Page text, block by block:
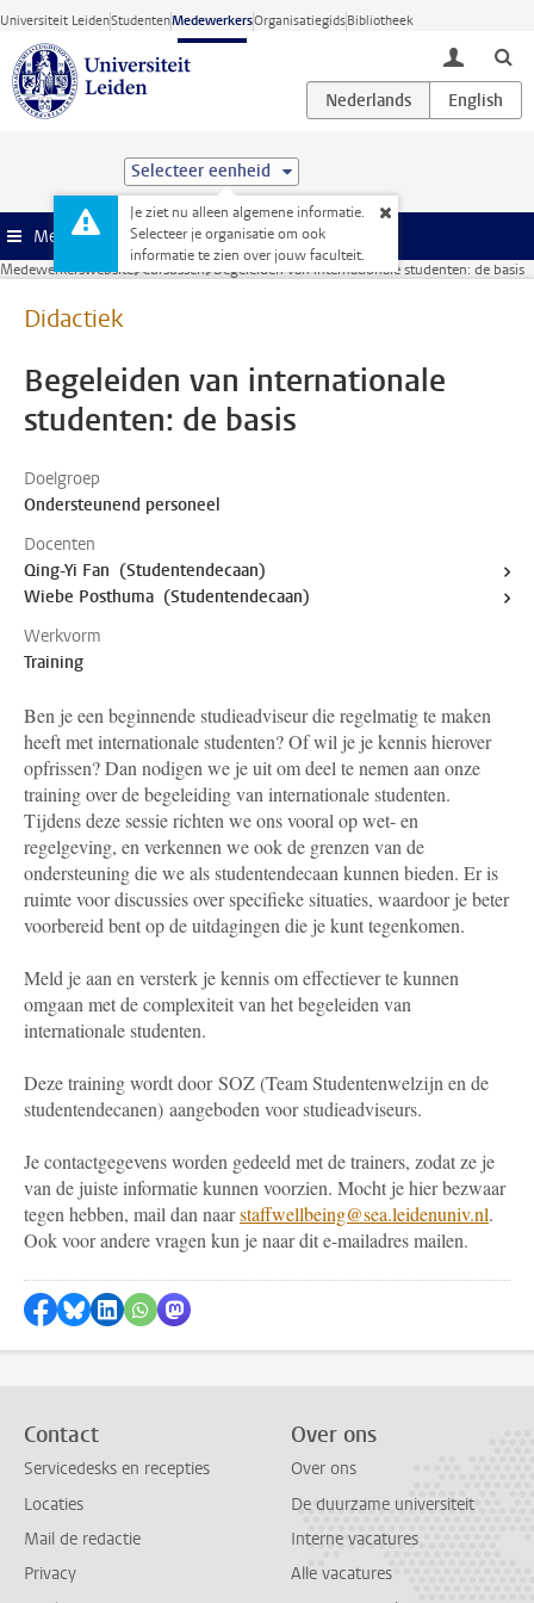
Ga direct naar de inhoud
Universiteit LeidenStudentenMedewerkersOrganisatiegidsBibliotheek
toggle
Selecteer eenheid
Je ziet nu alleen algemene informatie.
Selecteer je organisatie om ook
informatie te zien over jouw faculteit.
Menu
Medewerkerswebsite Cursussen Begeleiden van internationale studenten: de basis
Didactiek
Begeleiden van internationale
studenten: de basis
Doelgroep
Ondersteunend personeel
Docenten
Qing-Yi Fan (Studentendecaan)
Wiebe Posthuma (Studentendecaan)
Werkvorm
Training
Ben je een beginnende studieadviseur die regelmatig te maken
heeft met internationale studenten? Of wil je je kennis hierover
opfrissen? Dan nodigen we je uit om deel te nemen aan onze
training over de begeleiding van internationale studenten.
Tijdens deze sessie richten we ons vooral op wet- en
regelgeving, en verkennen we ook de grenzen van de
ondersteuning die we als studentendecaan kunnen bieden. Er is
ruimte voor discussies over specifieke situaties, waardoor je beter
voorbereid bent op de uitdagingen die je kunt tegenkomen.
Meld je aan en versterk je kennis om effectiever te kunnen
omgaan met de complexiteit van het begeleiden van
internationale studenten.
Deze training wordt door SOZ (Team Studentenwelzijn en de
studentendecanen) aangeboden voor studieadviseurs.
Je contactgegevens worden gedeeld met de trainers, zodat ze je
van de juiste informatie kunnen voorzien. Mocht je hier bezwaar
tegen hebben, mail dan naarstaffwellbeing@sea.leidenuniv.nl.
Ook voor andere vragen kun je naar dit e-mailadres mailen.
Delen op Facebook
Delen via Bluesky
Delen op LinkedIn
Delen via WhatsApp
Delen via Mastodon
Contact
Servicedesks en recepties
Locaties
Mail de redactie
Privacy
Over ons
Over ons
De duurzame universiteit
Interne vacatures
Alle vacatures